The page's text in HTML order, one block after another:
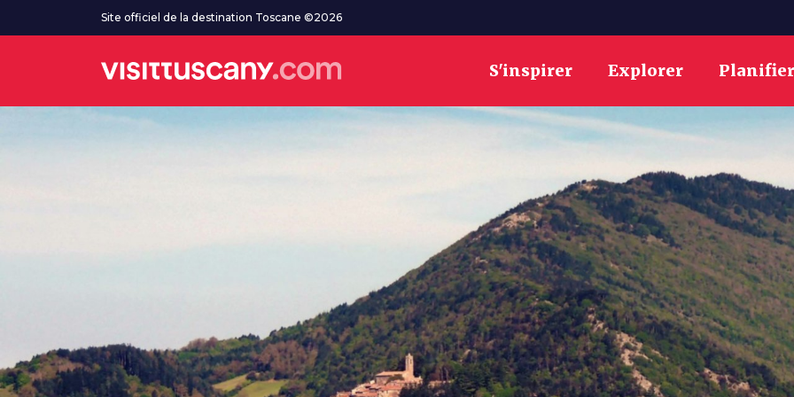
Aller au contenu principalSite officiel de la destination Toscane ©2026
S'inspirer Explorer Planifier